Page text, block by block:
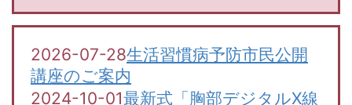
2026-07-28生活習慣病予防市民公開
講座のご案内
2024-10-01最新式「胸部デジタルX線